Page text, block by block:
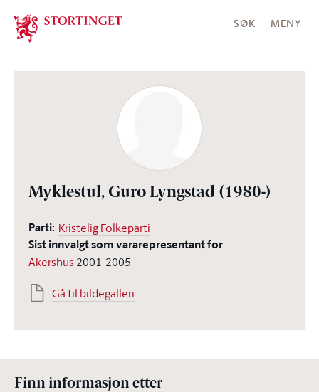
Stortinget.no
SØK MENY
Myklestul, Guro Lyngstad (1980-)
Parti: Kristelig Folkeparti
Sist innvalgt som vararepresentant for
Akershus2001-2005
Gå til bildegalleri
Finn informasjon etter